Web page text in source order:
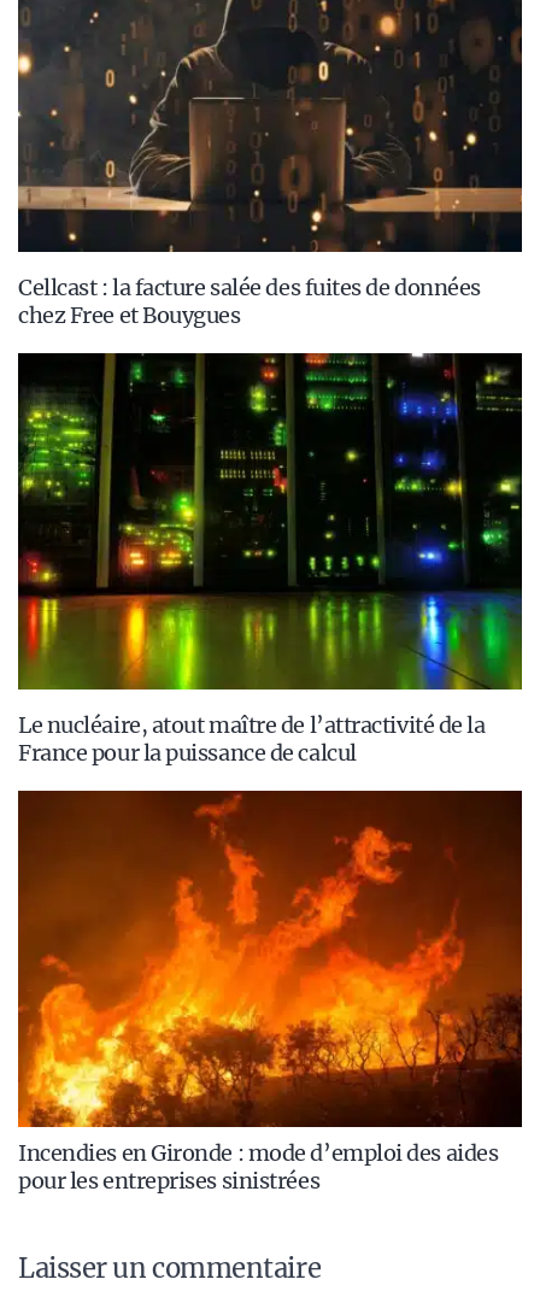
Cellcast : la facture salée des fuites de données
chez Free et Bouygues
Le nucléaire, atout maître de l’attractivité de la
France pour la puissance de calcul
Incendies en Gironde : mode d’emploi des aides
pour les entreprises sinistrées
Laisser un commentaire